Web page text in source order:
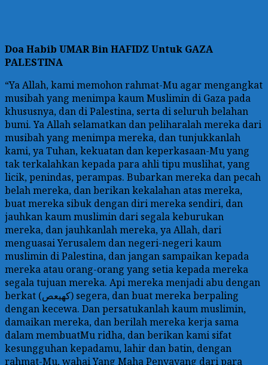
DoaHabib UMAR Bin HAFIDZ Untuk GAZA
PALESTINA
“Ya Allah, kami memohon rahmat-Mu agar mengangkat
musibah yang menimpa kaum Muslimin di Gaza pada
khususnya, dan di Palestina, serta di seluruh belahan
bumi. Ya Allah selamatkan dan peliharalah mereka dari
musibah yang menimpa mereka, dan tunjukkanlah
kami, ya Tuhan, kekuatan dan keperkasaan-Mu yang
tak terkalahkan kepada para ahli tipu muslihat, yang
licik, penindas, perampas. Bubarkan mereka dan pecah
belah mereka, dan berikan kekalahan atas mereka,
buat mereka sibuk dengan diri mereka sendiri, dan
jauhkan kaum muslimin dari segala keburukan
mereka, dan jauhkanlah mereka, ya Allah, dari
menguasai Yerusalem dan negeri-negeri kaum
muslimin di Palestina, dan jangan sampaikan kepada
mereka atau orang-orang yang setia kepada mereka
segala tujuan mereka. Api mereka menjadi abu dengan
berkat (كهيعص) segera, dan buat mereka berpaling
dengan kecewa. Dan persatukanlah kaum muslimin,
damaikan mereka, dan berilah mereka kerja sama
dalam membuatMu ridha, dan berikan kami sifat
kesungguhan kepadamu, lahir dan batin, dengan
rahmat-Mu, wahai Yang Maha Penyayang dari para